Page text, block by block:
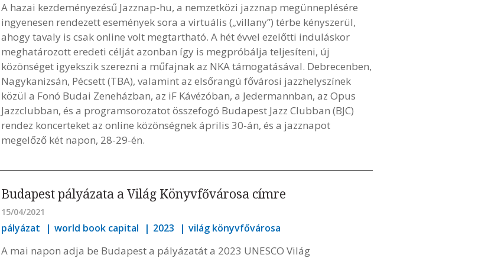
A hazai kezdeményezésű Jazznap-hu, a nemzetközi jazznap megünneplésére
ingyenesen rendezett események sora a virtuális („villany”) térbe kényszerül,
ahogy tavaly is csak online volt megtartható. A hét évvel ezelőtti induláskor
meghatározott eredeti célját azonban így is megpróbálja teljesíteni, új
közönséget igyekszik szerezni a műfajnak az NKA támogatásával. Debrecenben,
Nagykanizsán, Pécsett (TBA), valamint az elsőrangú fővárosi jazzhelyszínek
közül a Fonó Budai Zeneházban, az iF Kávézóban, a Jedermannban, az Opus
Jazzclubban, és a programsorozatot összefogó Budapest Jazz Clubban (BJC)
rendez koncerteket az online közönségnek április 30-án, és a jazznapot
megelőző két napon, 28-29-én.
Budapest pályázata a Világ Könyvfővárosa címre
15/04/2021
pályázat world book capital 2023 világ könyvfővárosa
A mai napon adja be Budapest a pályázatát a 2023 UNESCO Világ